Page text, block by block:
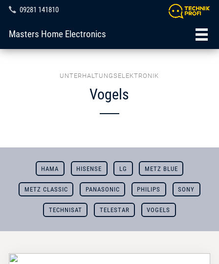
09281 141810
Masters Home Electronics
UNTERHALTUNGSELEKTRONIK
Vogels
HAMA HISENSE LG METZ BLUE
METZ CLASSIC PANASONIC PHILIPS SONY
TECHNISAT TELESTAR VOGELS